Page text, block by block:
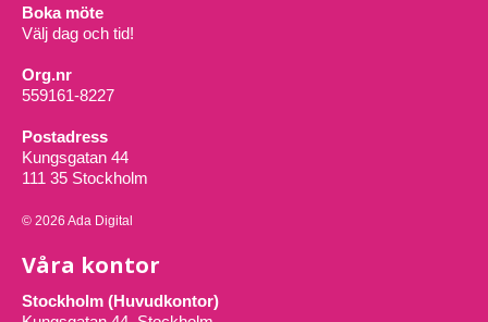
Boka möte
Välj dag och tid!
Org.nr
559161-8227
Postadress
Kungsgatan 44
111 35 Stockholm
© 2026 Ada Digital
Våra kontor
Stockholm (Huvudkontor)